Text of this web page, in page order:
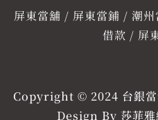
-
f
k
e
-
v
o
屏東當舖 / 屏東當鋪 / 潮
借款 / 屏
Copyright © 2024 台銀
Design By 莎菲